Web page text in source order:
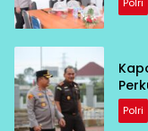
Polri